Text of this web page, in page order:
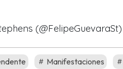
(@FelipeGuevaraSt)
Manifestaciones